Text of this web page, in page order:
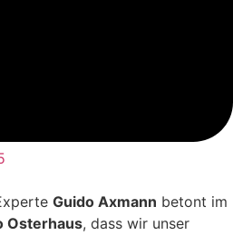
Guido Axmann betont im
Osterhaus, dass wir unser